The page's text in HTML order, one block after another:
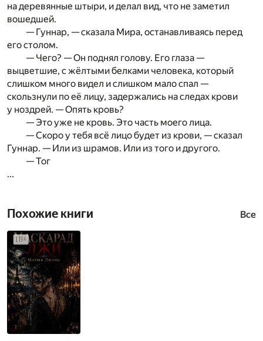
на деревянные штыри, и делал вид, что не заметил
вошедшей.
— Гуннар, — сказала Мира, останавливаясь перед
его столом.
— Чего? — Он поднял голову. Его глаза —
выцветшие, с жёлтыми белками человека, который
слишком много видел и слишком мало спал —
скользнули по её лицу, задержались на следах крови
у ноздрей. — Опять кровь?
— Это уже не кровь. Это часть моего лица.
— Скоро у тебя всё лицо будет из крови, — сказал
Гуннар. — Или из шрамов. Или из того и другого.
— Тог
...
Похожие книги Все